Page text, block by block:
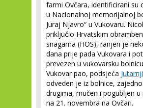
farmi Ovčara, identificirani su
u Nacionalnoj memorijalnoj
Juraj Njavro“ u Vukovaru.
priključio Hrvatskim
snagama (HOS), ranjen je
dana prije pada Vukovara i
prevezen u vukovarsku
Vukovar pao, podsjeća
odveden je iz bolnice,
drugima, mučen i pogubljen u
na 21. novembra na Ovčari.